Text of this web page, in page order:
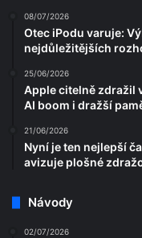
08/07/2026
Otec iPodu varuje:
nejdůležitějších
25/06/2026
Apple citelně zdražil
AI boom i dražší
21/06/2026
Nyní je ten nejlepší
avizuje plošné
Návody
02/07/2026